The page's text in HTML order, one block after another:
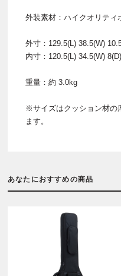
外装素材：ハイクオリティ
外寸：129.5(L) 38.5(W)
内寸：120.5(L) 34.5(W)
重量：約 3.0kg
※サイズはクッション材の
ます。
あなたにおすすめの商品